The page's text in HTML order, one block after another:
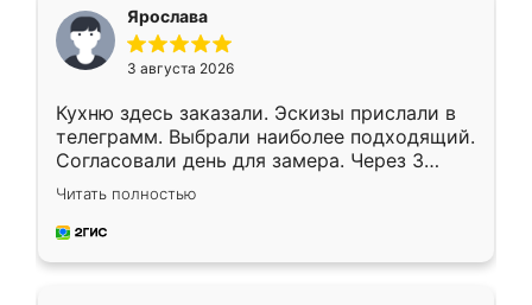
Ярослава
3 августа 2026
Кухню здесь заказали. Эскизы прислали в
телеграмм. Выбрали наиболее подходящий.
Согласовали день для замера. Через 3
недели кухня была уже готова. Остались
довольны работой. Спасибо Ренессанс
мебель за качественную работу!
Читать полностью